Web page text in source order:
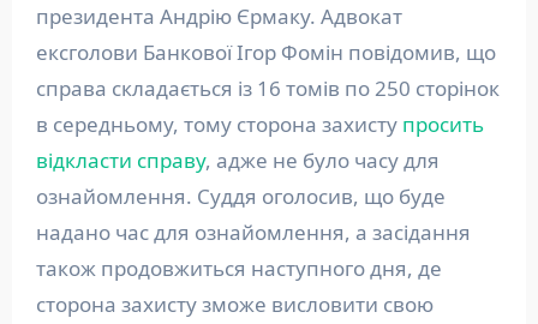
президента Андрію Єрмаку. Адвокат
ексголови Банкової Ігор Фомін повідомив, що
справа складається із 16 томів по 250 сторінок
в середньому, тому сторона захисту просить
відкласти справу, адже не було часу для
ознайомлення. Суддя оголосив, що буде
надано час для ознайомлення, а засідання
також продовжиться наступного дня, де
сторона захисту зможе висловити свою